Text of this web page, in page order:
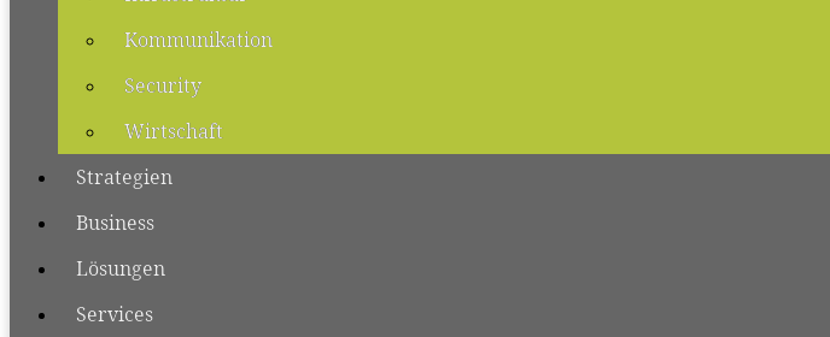
Kommunikation
Security
Wirtschaft
Strategien
Business
Lösungen
Services